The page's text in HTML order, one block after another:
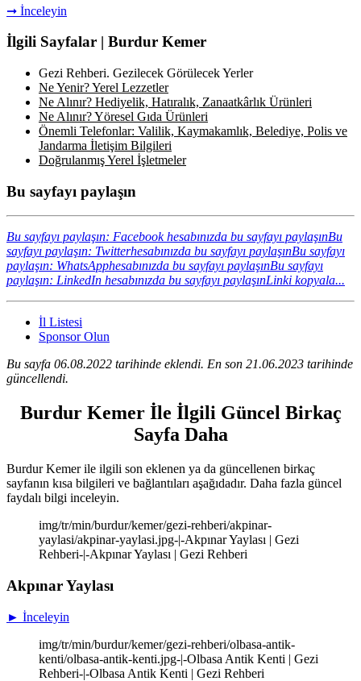
➞ İnceleyin
İlgili Sayfalar | Burdur Kemer
Gezi Rehberi. Gezilecek Görülecek Yerler
Ne Yenir? Yerel Lezzetler
Ne Alınır? Hediyelik, Hatıralık, Zanaatkârlık Ürünleri
Ne Alınır? Yöresel Gıda Ürünleri
Önemli Telefonlar: Valilik, Kaymakamlık, Belediye, Polis ve
Jandarma İletişim Bilgileri
Doğrulanmış Yerel İşletmeler
Bu sayfayı paylaşın
Bu sayfayı paylaşın: Facebook hesabınızda bu sayfayı paylaşınBu
sayfayı paylaşın: Twitterhesabınızda bu sayfayı paylaşınBu sayfayı
paylaşın: WhatsApphesabınızda bu sayfayı paylaşınBu sayfayı
paylaşın: LinkedIn hesabınızda bu sayfayı paylaşınLinki kopyala...
İl Listesi
Sponsor Olun
Bu sayfa 06.08.2022 tarihinde eklendi. En son 21.06.2023 tarihinde
güncellendi.
Burdur Kemer İle İlgili Güncel Birkaç
Sayfa Daha
Burdur Kemer ile ilgili son eklenen ya da güncellenen birkaç
sayfanın kısa bilgileri ve bağlantıları aşağıdadır. Daha fazla güncel
faydalı bilgi inceleyin.
img/tr/min/burdur/kemer/gezi-rehberi/akpinar-
yaylasi/akpinar-yaylasi.jpg-|-Akpınar Yaylası | Gezi
Rehberi-|-Akpınar Yaylası | Gezi Rehberi
Akpınar Yaylası
► İnceleyin
img/tr/min/burdur/kemer/gezi-rehberi/olbasa-antik-
kenti/olbasa-antik-kenti.jpg-|-Olbasa Antik Kenti | Gezi
Rehberi-|-Olbasa Antik Kenti | Gezi Rehberi